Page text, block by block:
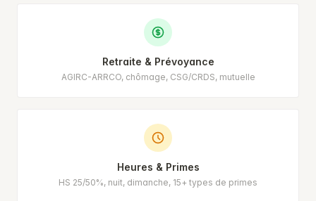
Retraite & Prévoyance
AGIRC-ARRCO, chômage, CSG/CRDS, mutuelle
Heures & Primes
HS 25/50%, nuit, dimanche, 15+ types de primes